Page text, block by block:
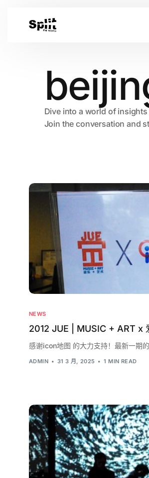
Dive into a world of
Join the conversation and
NEWS
2012 JUE | MUSIC + ART x
感谢icon地图 的大力支持！最新一期
ADMIN 31 3 月, 2025 1 MIN READ